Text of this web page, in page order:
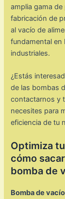
amplia gama
fabricación de
al vacío de
fundamental en
industriales.
¿Estás
de las bombas
contactarnos y
necesites para
eficiencia de tu
Optimiza
cómo
bomba de
Bomba de vacío